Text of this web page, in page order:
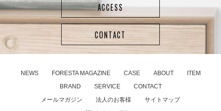
ACCESS
CONTACT
NEWS FORESTA MAGAZINE CASE ABOUT
ITEM
BRAND
SERVICE
CONTACT
メールマガジン
法人のお客様
サイトマップ